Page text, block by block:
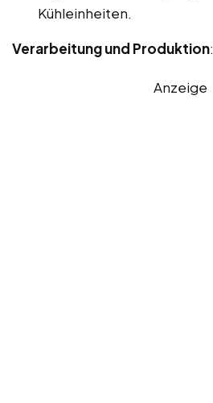
Kühleinheiten.
Verarbeitung und Produktion:
Anzeige